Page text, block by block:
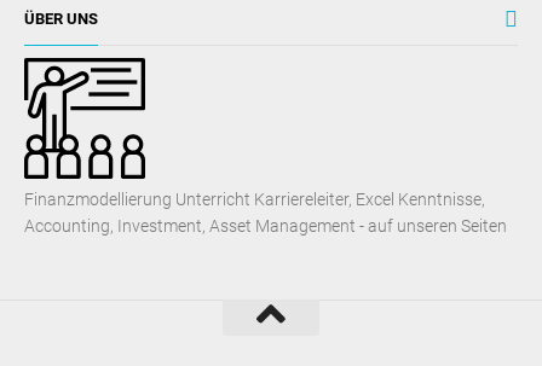
ÜBER UNS
Finanzmodellierung Unterricht Karriereleiter, Excel Kenntnisse,
Accounting, Investment, Asset Management - auf unseren Seiten